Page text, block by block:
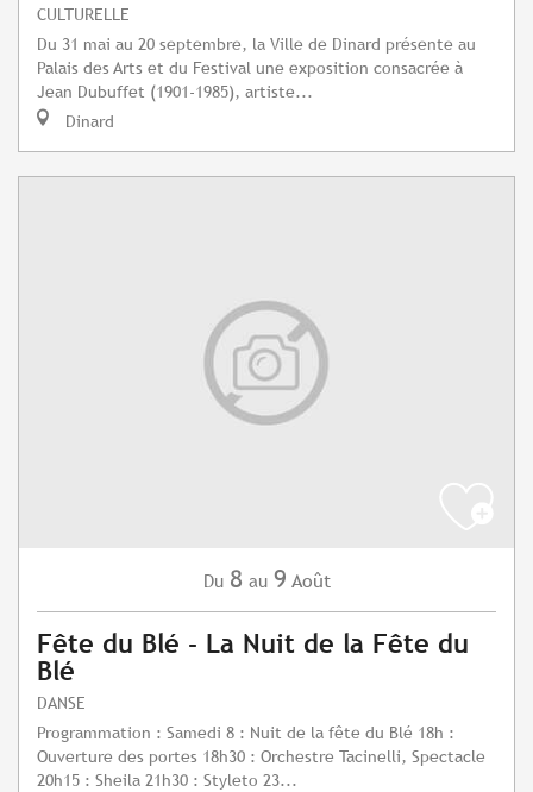
CULTURELLE
Du 31 mai au 20 septembre, la Ville de Dinard présente au
Palais des Arts et du Festival une exposition consacrée à
Jean Dubuffet (1901-1985), artiste...
Dinard
Du 8 au 9 Août
Fête du Blé - La Nuit de la Fête du
Blé
DANSE
Programmation : Samedi 8 : Nuit de la fête du Blé 18h :
Ouverture des portes 18h30 : Orchestre Tacinelli, Spectacle
20h15 : Sheila 21h30 : Styleto 23...